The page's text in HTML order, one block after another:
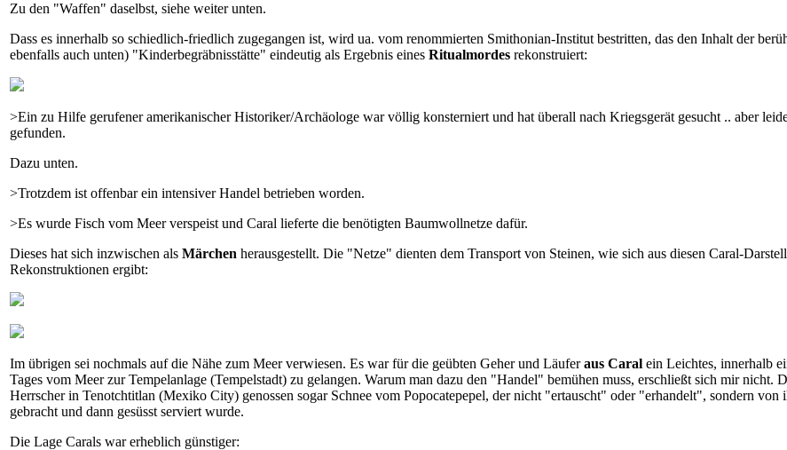
Zu den "Waffen" daselbst, siehe weiter unten.
Dass es innerhalb so schiedlich-friedlich zugegangen ist, wird ua. vom renommierten Smithonian-Institut bestritten, das den Inhalt der
ebenfalls auch unten) "Kinderbegräbnisstätte" eindeutig als Ergebnis eines Ritualmordes rekonstruiert:
>Ein zu Hilfe gerufener amerikanischer Historiker/Archäologe war völlig konsterniert und hat überall nach Kriegsgerät gesucht .. aber
gefunden.
Dazu unten.
>Trotzdem ist offenbar ein intensiver Handel betrieben worden.
>Es wurde Fisch vom Meer verspeist und Caral lieferte die benötigten Baumwollnetze dafür.
Dieses hat sich inzwischen als Märchen herausgestellt. Die "Netze" dienten dem Transport von Steinen, wie sich aus diesen Caral-
Rekonstruktionen ergibt:
Im übrigen sei nochmals auf die Nähe zum Meer verwiesen. Es war für die geübten Geher und Läuferaus Caral ein Leichtes, innerhalb
Tages vom Meer zur Tempelanlage (Tempelstadt) zu gelangen. Warum man dazu den "Handel" bemühen muss, erschließt sich mir nicht.
Herrscher in Tenotchtitlan (Mexiko City) genossen sogar Schnee vom Popocatepepel, der nicht "ertauscht" oder "erhandelt", sondern von
gebracht und dann gesüsst serviert wurde.
Die Lage Carals war erheblich günstiger: